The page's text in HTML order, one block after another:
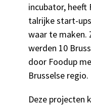
incubator, heeft
talrijke start-
waar te maken.
werden 10
door Foodup
Brusselse regio.
Deze projecten